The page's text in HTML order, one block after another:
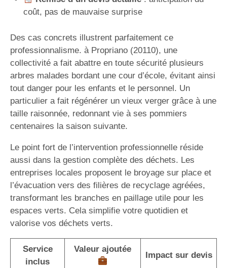
coût, pas de mauvaise surprise
Des cas concrets illustrent parfaitement ce
professionnalisme. à Propriano (20110), une
collectivité a fait abattre en toute sécurité plusieurs
arbres malades bordant une cour d’école, évitant ainsi
tout danger pour les enfants et le personnel. Un
particulier a fait régénérer un vieux verger grâce à une
taille raisonnée, redonnant vie à ses pommiers
centenaires la saison suivante.
Le point fort de l’intervention professionnelle réside
aussi dans la gestion complète des déchets. Les
entreprises locales proposent le broyage sur place et
l’évacuation vers des filières de recyclage agréées,
transformant les branches en paillage utile pour les
espaces verts. Cela simplifie votre quotidien et
valorise vos déchets verts.
Service
inclus
Valeur ajoutée
Impact sur devis